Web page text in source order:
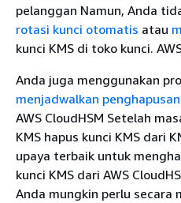
pelanggan Namun, Anda
rotasi kunci otomatis atau
kunci KMS di toko kunci.
Anda juga menggunakan
menjadwalkan penghapusan
AWS CloudHSM Setelah
KMS hapus kunci KMS dari
upaya terbaik untuk
kunci KMS dari AWS
Anda mungkin perlu secara